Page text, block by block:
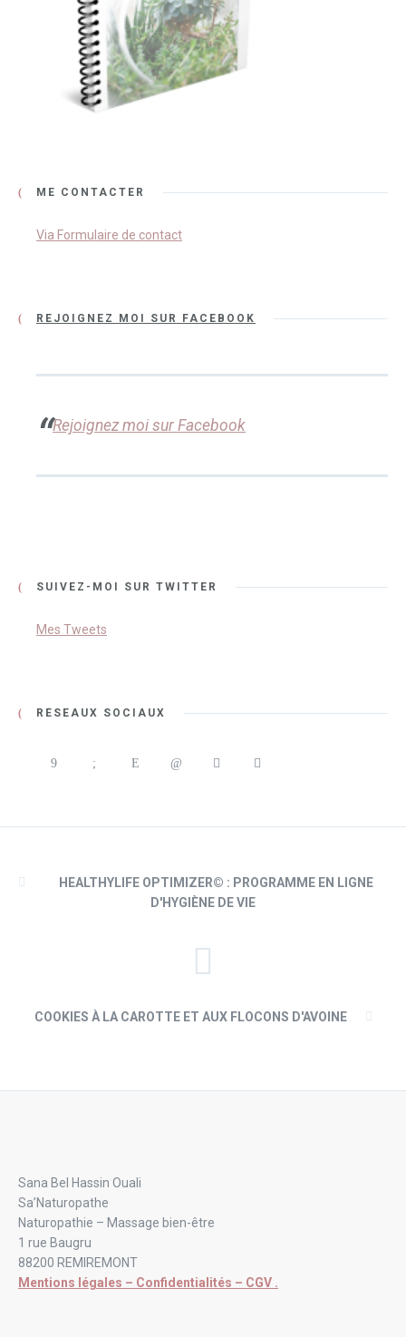
ME CONTACTER
Via Formulaire de contact
REJOIGNEZ MOI SUR FACEBOOK
Rejoignez moi sur Facebook
SUIVEZ-MOI SUR TWITTER
Mes Tweets
RÉSEAUX SOCIAUX
HEALTHYLIFE OPTIMIZER© : PROGRAMME EN LIGNE
D'HYGIÈNE DE VIE
COOKIES À LA CAROTTE ET AUX FLOCONS D'AVOINE
Sana Bel Hassin Ouali
Sa’Naturopathe
Naturopathie – Massage bien-être
1 rue Baugru
88200 REMIREMONT
Mentions légales – Confidentialités – CGV .